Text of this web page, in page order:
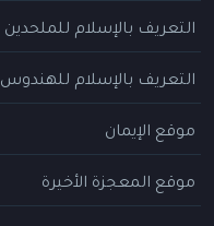
التعريف بالإسلام للملحدين
التعريف بالإسلام للهندوس
موقع الإيمان
موقع المعجزة الأخيرة